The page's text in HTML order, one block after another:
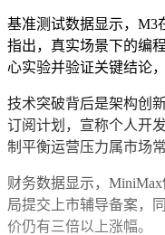
基准测试数据显示，M3
指出，真实场景下的编
心实验并验证关键结论
技术突破背后是架构创
订阅计划，宣称个人开
制平衡运营压力属市场常
财务数据显示，
局提交上市辅导备案，
价仍有三倍以上涨幅。